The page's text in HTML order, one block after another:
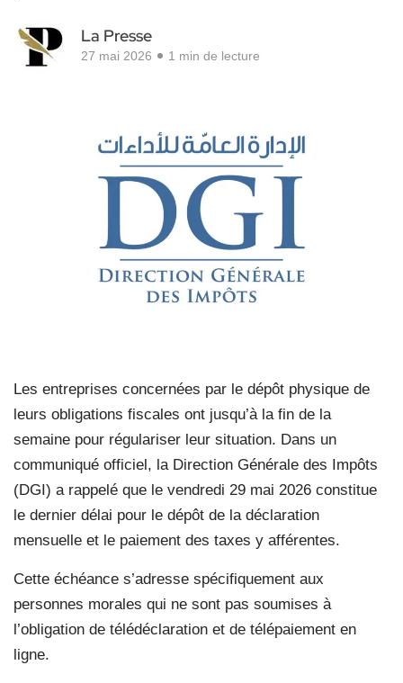
La Presse
27 mai 2026 1 min de lecture
Les entreprises concernées par le dépôt physique de
leurs obligations fiscales ont jusqu’à la fin de la
semaine pour régulariser leur situation. Dans un
communiqué officiel, la Direction Générale des Impôts
(DGI) a rappelé que le vendredi 29 mai 2026 constitue
le dernier délai pour le dépôt de la déclaration
mensuelle et le paiement des taxes y afférentes.
Cette échéance s’adresse spécifiquement aux
personnes morales qui ne sont pas soumises à
l’obligation de télédéclaration et de télépaiement en
ligne.